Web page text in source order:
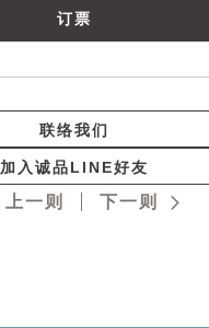
订票
联络我们
加入诚品LINE好友
上一则 下一则